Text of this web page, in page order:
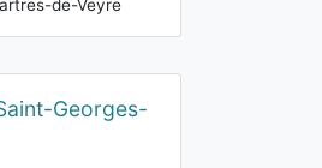
de-Veyre
Georges-